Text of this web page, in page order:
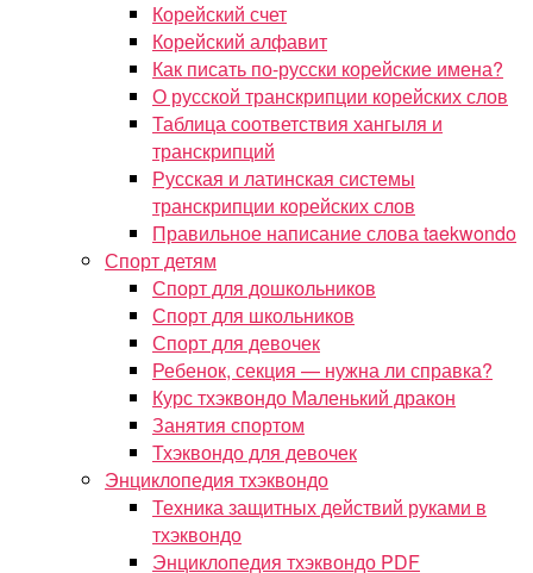
Корейский счет
Корейский алфавит
Как писать по-русски корейские имена?
О русской транскрипции корейских слов
Таблица соответствия хангыля и
транскрипций
Русская и латинская системы
транскрипции корейских слов
Правильное написание слова taekwondo
Спорт детям
Спорт для дошкольников
Спорт для школьников
Спорт для девочек
Ребенок, секция — нужна ли справка?
Курс тхэквондо Маленький дракон
Занятия спортом
Тхэквондо для девочек
Энциклопедия тхэквондо
Техника защитных действий руками в
тхэквондо
Энциклопедия тхэквондо PDF